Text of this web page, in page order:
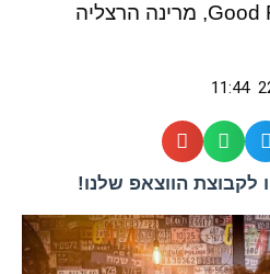
11:44
לקבוצת הווצאפ שלנו!